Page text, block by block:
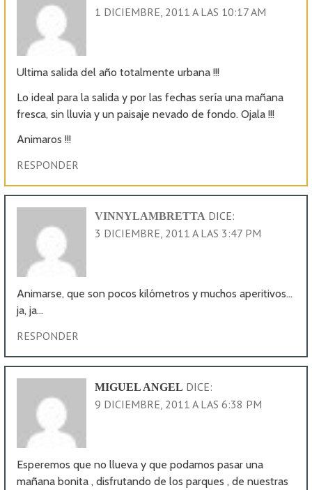
1 DICIEMBRE, 2011 A LAS 10:17 AM
Ultima salida del año totalmente urbana !!!
Lo ideal para la salida y por las fechas sería una mañana
fresca, sin lluvia y un paisaje nevado de fondo. Ojala !!!
Animaros !!!
RESPONDER
VINNYLAMBRETTA DICE:
3 DICIEMBRE, 2011 A LAS 3:47 PM
Animarse, que son pocos kilómetros y muchos aperitivos…
ja, ja…
RESPONDER
MIGUEL ANGEL DICE:
9 DICIEMBRE, 2011 A LAS 6:38 PM
Esperemos que no llueva y que podamos pasar una
mañana bonita , disfrutando de los parques , de nuestras